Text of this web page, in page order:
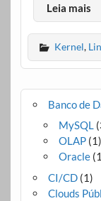
Leia mais
Kernel,
Banco de
MySQL
OLAP(1)
Oracle
CI/CD(1)
Clouds